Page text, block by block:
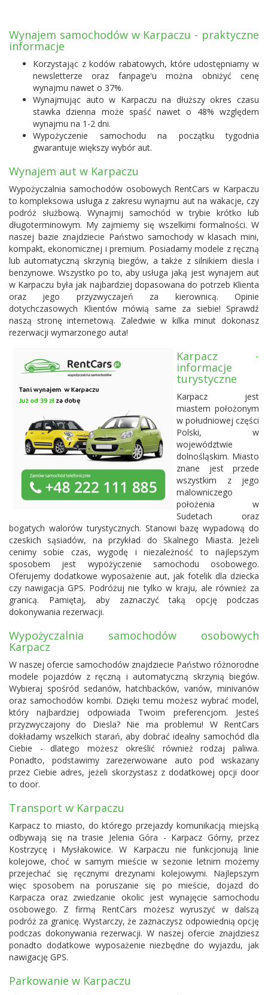
Wynajem samochodów w Karpaczu - praktyczne
informacje
Korzystając z kodów rabatowych, które udostępniamy w
newsletterze oraz fanpage'u można obniżyć cenę
wynajmu nawet o 37%.
Wynajmując auto w Karpaczu na dłuższy okres czasu
stawka dzienna może spaść nawet o 48% względem
wynajmu na 1-2 dni.
Wypożyczenie samochodu na początku tygodnia
gwarantuje większy wybór aut.
Wynajem aut w Karpaczu
Wypożyczalnia samochodów osobowych RentCars w Karpaczu
to kompleksowa usługa z zakresu wynajmu aut na wakacje, czy
podróż służbową. Wynajmij samochód w trybie krótko lub
długoterminowym. My zajmiemy się wszelkimi formalności. W
naszej bazie znajdziecie Państwo samochody w klasach mini,
kompakt, ekonomicznej i premium. Posiadamy modele z ręczną
lub automatyczną skrzynią biegów, a także z silnikiem diesla i
benzynowe. Wszystko po to, aby usługa jaką jest wynajem aut
w Karpaczu była jak najbardziej dopasowana do potrzeb Klienta
oraz jego przyzwyczajeń za kierownicą. Opinie
dotychczasowych Klientów mówią same za siebie! Sprawdź
naszą stronę internetową. Zaledwie w kilka minut dokonasz
rezerwacji wymarzonego auta!
Karpacz -
informacje
turystyczne
Karpacz jest
miastem położonym
w południowej części
Polski, w
województwie
dolnośląskim. Miasto
znane jest przede
wszystkim z jego
malowniczego
położenia w
Sudetach oraz
bogatych walorów turystycznych. Stanowi bazę wypadową do
czeskich sąsiadów, na przykład do Skalnego Miasta. Jeżeli
cenimy sobie czas, wygodę i niezależność to najlepszym
sposobem jest wypożyczenie samochodu osobowego.
Oferujemy dodatkowe wyposażenie aut, jak fotelik dla dziecka
czy nawigacja GPS. Podróżuj nie tylko w kraju, ale również za
granicą. Pamiętaj, aby zaznaczyć taką opcję podczas
dokonywania rezerwacji.
Wypożyczalnia samochodów osobowych
Karpacz
W naszej ofercie samochodów znajdziecie Państwo różnorodne
modele pojazdów z ręczną i automatyczną skrzynią biegów.
Wybieraj spośród sedanów, hatchbacków, vanów, minivanów
oraz samochodów kombi. Dzięki temu możesz wybrać model,
który najbardziej odpowiada Twoim preferencjom. Jesteś
przyzwyczajony do Diesla? Nie ma problemu! W RentCars
dokładamy wszelkich starań, aby dobrać idealny samochód dla
Ciebie - dlatego możesz określić również rodzaj paliwa.
Ponadto, podstawimy zarezerwowane auto pod wskazany
przez Ciebie adres, jeżeli skorzystasz z dodatkowej opcji door
to door.
Transport w Karpaczu
Karpacz to miasto, do którego przejazdy komunikacją miejską
odbywają się na trasie Jelenia Góra - Karpacz Górny, przez
Kostrzycę i Mysłakowice. W Karpaczu nie funkcjonują linie
kolejowe, choć w samym mieście w sezonie letnim możemy
przejechać się ręcznymi drezynami kolejowymi. Najlepszym
więc sposobem na poruszanie się po mieście, dojazd do
Karpacza oraz zwiedzanie okolic jest wynajęcie samochodu
osobowego. Z firmą RentCars możesz wyruszyć w dalszą
podróż za granicę. Wystarczy, że zaznaczysz odpowiednią opcję
podczas dokonywania rezerwacji. W naszej ofercie znajdziesz
ponadto dodatkowe wyposażenie niezbędne do wyjazdu, jak
nawigację GPS.
Parkowanie w Karpaczu